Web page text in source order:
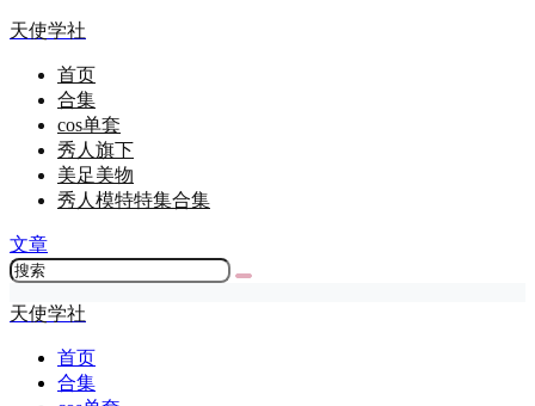
天使学社
首页
合集
cos单套
秀人旗下
美足美物
秀人模特特集合集
文章
天使学社
首页
合集